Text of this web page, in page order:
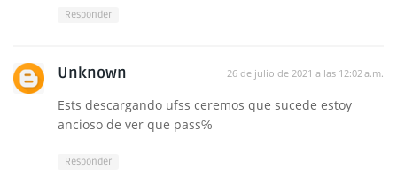
Responder
Unknown 26 de julio de 2021 a las 12:02 a.m.
Ests descargando ufss ceremos que sucede estoy
ancioso de ver que pass℅
Responder